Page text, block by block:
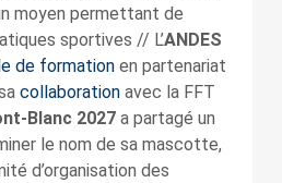
moyen permettant de
sportives // L’ANDES
de formationen partenariat
collaborationavec la FFT
Blanc 2027a partagé un
le nom de sa mascotte,
d’organisation des